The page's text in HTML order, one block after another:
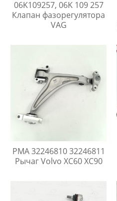
06K109257, 06K 109 257
Клапан фазорегулятора
VAG
PMA 32246810 32246811
Рычаг Volvo XC60 XC90